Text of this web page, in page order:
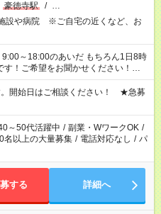
豪徳寺駅 / …
設や病院 ※ご自宅の近くなど、お
～18:00のあいだ もちろん1日8時
す！ご希望をお聞かせください！★家
合も遠慮なくご相談ください。 ※
必要です
。開始日はご相談ください！ ★急募
～50代活躍中 / 副業・WワークOK /
名以上の大量募集 / 電話対応なし / パ
する 詳細へ